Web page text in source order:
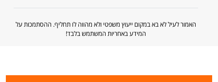
האמור לעיל לא בא במקום ייעוץ משפטי ולא מהווה לו תחליף. ההסתמכות על
המידע באחריות המשתמש בלבד!